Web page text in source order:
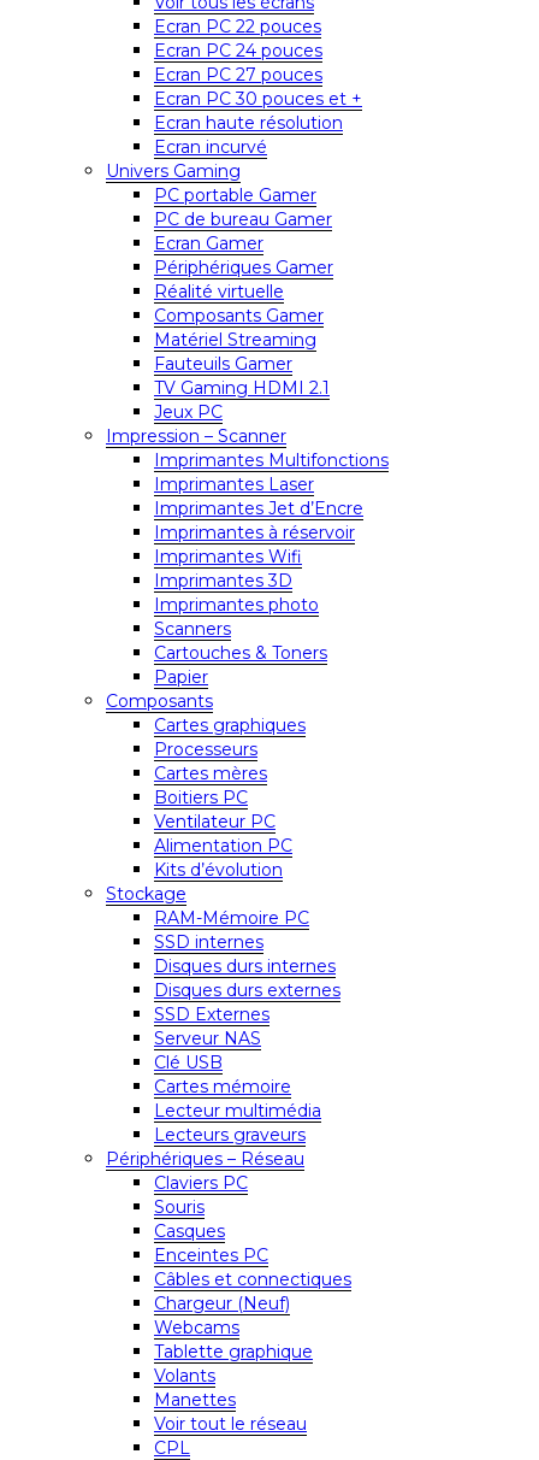
Ecran PC 22 pouces
Ecran PC 24 pouces
Ecran PC 27 pouces
Ecran PC 30 pouces et +
Ecran haute résolution
Ecran incurvé
Univers Gaming
PC portable Gamer
PC de bureau Gamer
Ecran Gamer
Périphériques Gamer
Réalité virtuelle
Composants Gamer
Matériel Streaming
Fauteuils Gamer
TV Gaming HDMI 2.1
Jeux PC
Impression – Scanner
Imprimantes Multifonctions
Imprimantes Laser
Imprimantes Jet d’Encre
Imprimantes à réservoir
Imprimantes Wifi
Imprimantes 3D
Imprimantes photo
Scanners
Cartouches & Toners
Papier
Composants
Cartes graphiques
Processeurs
Cartes mères
Boitiers PC
Ventilateur PC
Alimentation PC
Kits d’évolution
Stockage
RAM-Mémoire PC
SSD internes
Disques durs internes
Disques durs externes
SSD Externes
Serveur NAS
Clé USB
Cartes mémoire
Lecteur multimédia
Lecteurs graveurs
Périphériques – Réseau
Claviers PC
Souris
Casques
Enceintes PC
Câbles et connectiques
Chargeur (Neuf)
Webcams
Tablette graphique
Volants
Manettes
Voir tout le réseau
CPL